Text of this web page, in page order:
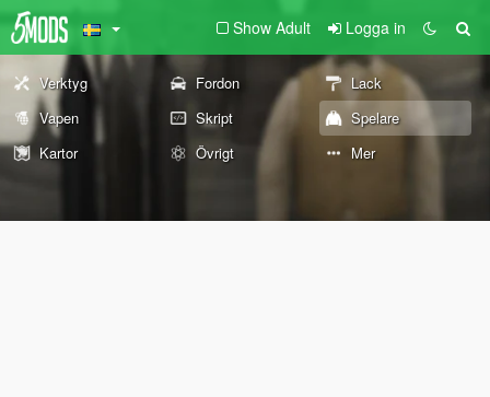
Show Adult Logga in
Verktyg Fordon
Lack
Vapen
Skript
Spelare
Kartor
Övrigt Mer